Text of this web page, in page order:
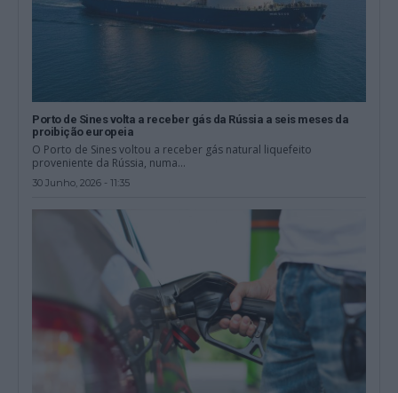
Porto de Sines volta a receber gás da Rússia a seis meses da
proibição europeia
O Porto de Sines voltou a receber gás natural liquefeito
proveniente da Rússia, numa...
30 Junho, 2026 - 11:35